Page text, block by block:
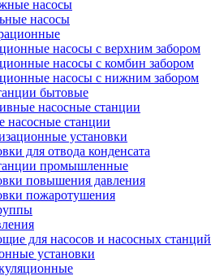
насосы
насосы
насосы с верхним забором
насосы с комбин забором
насосы с нижним забором
бытовые
насосные станции
насосные станции
установки
для отвода конденсата
промышленные
повышения давления
пожаротушения
для насосов и насосных станций
установки